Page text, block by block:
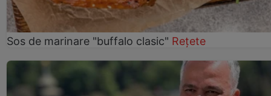
Sos de marinare "buffalo clasic" Rețete